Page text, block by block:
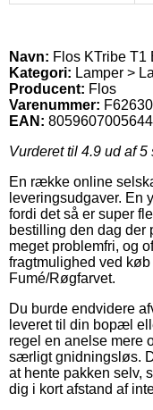
Navn: Flos KTribe T1
Kategori: Lamper >
Producent: Flos
Varenummer:
EAN: 8059607005644
Vurderet til 4.9 ud af 5
En række online
leveringsudgaver. En
fordi det så er super
bestilling den dag der
meget problemfri, og
fragtmulighed ved
Fumé/Røgfarvet.
Du burde endvidere
leveret til din bopæl
regel en anelse mere
særligt gnidningsløs.
at hente pakken selv,
dig i kort afstand af